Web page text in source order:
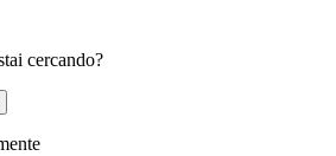
cercando?